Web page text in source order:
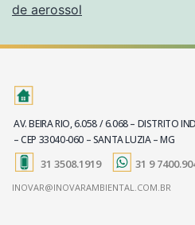
de aerossol
AV. BEIRA RIO, 6.058 / 6.068 – DISTRITO
– CEP 33040-060 – SANTA LUZIA – MG
31 3508.1919 31 9
INOVAR@INOVARAMBIENTAL.COM.BR